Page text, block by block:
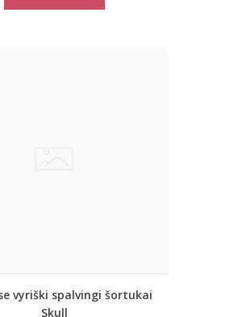
vyriški spalvingi šortukai
Skull